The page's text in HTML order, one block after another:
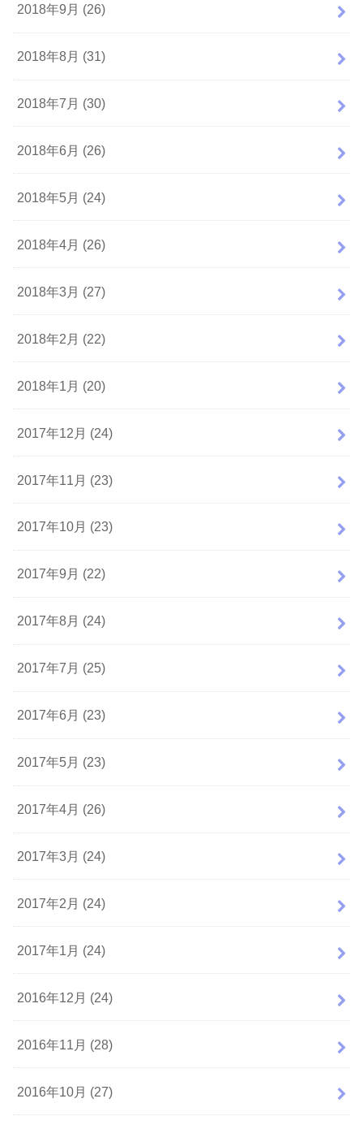
2018年9月 (26)
2018年8月 (31)
2018年7月 (30)
2018年6月 (26)
2018年5月 (24)
2018年4月 (26)
2018年3月 (27)
2018年2月 (22)
2018年1月 (20)
2017年12月 (24)
2017年11月 (23)
2017年10月 (23)
2017年9月 (22)
2017年8月 (24)
2017年7月 (25)
2017年6月 (23)
2017年5月 (23)
2017年4月 (26)
2017年3月 (24)
2017年2月 (24)
2017年1月 (24)
2016年12月 (24)
2016年11月 (28)
2016年10月 (27)